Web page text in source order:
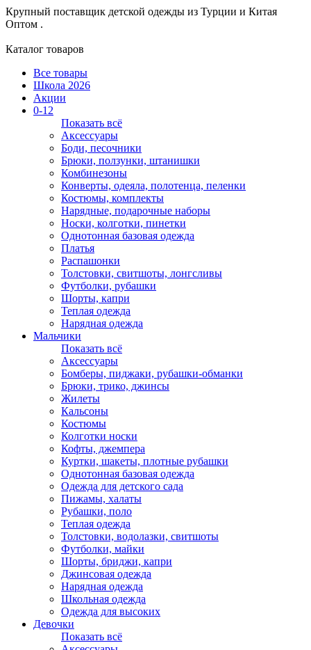
Крупный поставщик детской одежды из Турции и Китая
Оптом .
Каталог товаров
Все товары
Школа 2026
Акции
0-12
Показать всё
Аксессуары
Боди, песочники
Брюки, ползунки, штанишки
Комбинезоны
Конверты, одеяла, полотенца, пеленки
Костюмы, комплекты
Нарядные, подарочные наборы
Носки, колготки, пинетки
Однотонная базовая одежда
Платья
Распашонки
Толстовки, свитшоты, лонгсливы
Футболки, рубашки
Шорты, капри
Теплая одежда
Нарядная одежда
Мальчики
Показать всё
Аксессуары
Бомберы, пиджаки, рубашки-обманки
Брюки, трико, джинсы
Жилеты
Кальсоны
Костюмы
Колготки носки
Кофты, джемпера
Куртки, шакеты, плотные рубашки
Однотонная базовая одежда
Одежда для детского сада
Пижамы, халаты
Рубашки, поло
Теплая одежда
Толстовки, водолазки, свитшоты
Футболки, майки
Шорты, бриджи, капри
Джинсовая одежда
Нарядная одежда
Школьная одежда
Одежда для высоких
Девочки
Показать всё